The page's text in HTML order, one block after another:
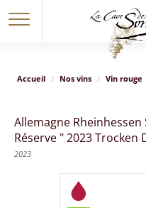
Accueil Nos vins Vin rouge
Allemagne
Réserve " 2023 Trocken
2023